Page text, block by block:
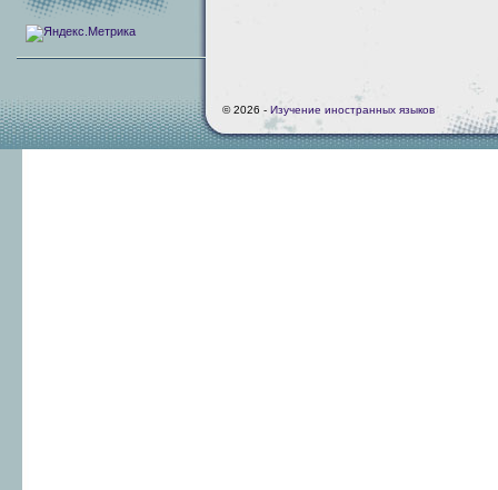
© 2026 - Изучение иностранных языков